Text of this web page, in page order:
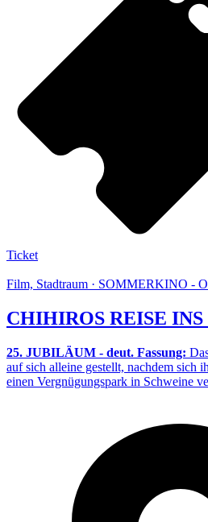
Ticket
Film, Stadtraum · SOMMERKINO -
CHIHIROS REISE
25. JUBILÄUM - deut. Fassung:
auf sich alleine gestellt, nachdem sich
einen Vergnügungspark in Schweine